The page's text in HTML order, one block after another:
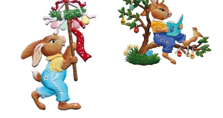
Eierstange
Zinnfigur
von
Wilhelm
Schweizer
2018
liest
Zinnfigur
von
Wilhelm